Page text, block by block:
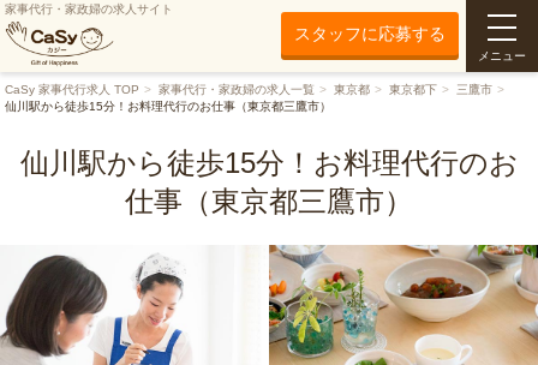
家事代行・家政婦の求人サイト
スタッフに応募する
メニュー
CaSy 家事代行求人 TOP 家事代行・家政婦の求人一覧 東京都 東京都下
三鷹市
仙川駅から徒歩15分！お料理代行のお仕事（東京都三鷹市）
仙川駅から徒歩15分！お料理代行のお
仕事（東京都三鷹市）